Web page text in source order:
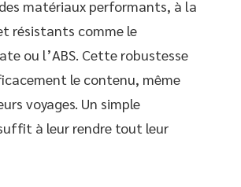
matériaux performants, à la
résistants comme le
ou l’ABS. Cette robustesse
le contenu, même
voyages. Un simple
à leur rendre tout leur